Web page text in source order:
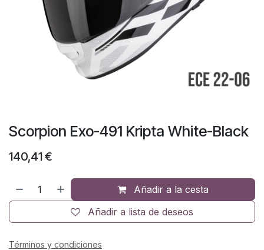
Scorpion Exo-491 Kripta White-Black
140,41€
Añadir a la cesta
Añadir a lista de deseos
Términos y condiciones